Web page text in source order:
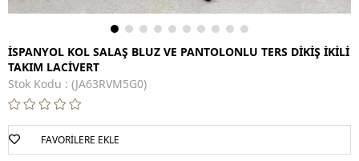
İSPANYOL KOL SALAŞ BLUZ VE PANTOLONLU TERS DİKİŞ İKİLİ
TAKIM LACİVERT
Stok Kodu
(JA63RVM5G0)
FAVORILERE EKLE